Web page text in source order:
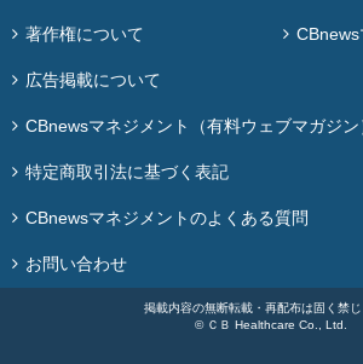
著作権について
広告掲載について
CBnewsマネジメント（有料ウェブマガジン
特定商取引法に基づく表記
CBnewsマネジメントのよくある質問
お問い合わせ
掲載内容の無断転載・再配布は固く禁じ
© ＣＢ Healthcare Co., Ltd.